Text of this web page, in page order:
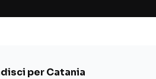
per Catania